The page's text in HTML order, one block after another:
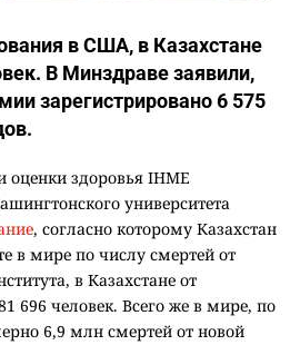
в США, в Казахстане
В Минздраве заявили,
зарегистрировано 6 575
оценки здоровья IHME
университета
, согласно которому Казахстан
в мире по числу смертей от
в Казахстане от
696 человек. Всего же в мире, по
6,9 млн смертей от новой